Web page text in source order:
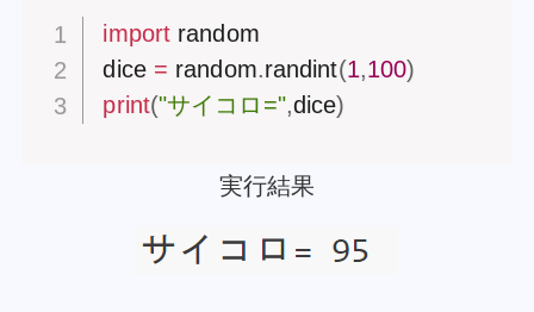
import random
dice = random.randint(1,100)
print("サイコロ=",dice)
実行結果